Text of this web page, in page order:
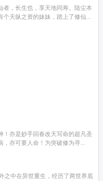
者，长生也，享天地同寿。陆尘本
个天纵之资的妹妹，踏上了修仙...
！亦是妙手回春改天写命的超凡圣
，亦可要人命！为突破修为寻...
之中在异世重生，经历了两世界底